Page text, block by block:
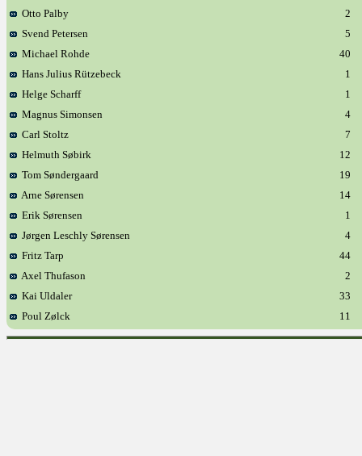
Otto Palby
2
Svend Petersen
5
Michael Rohde
40
Hans Julius Rützebeck
1
Helge Scharff
1
Magnus Simonsen
4
Carl Stoltz
7
Helmuth Søbirk
12
Tom Søndergaard
19
Arne Sørensen
14
Erik Sørensen
1
Jørgen Leschly Sørensen
4
Fritz Tarp
44
Axel Thufason
2
Kai Uldaler
33
Poul Zølck
11